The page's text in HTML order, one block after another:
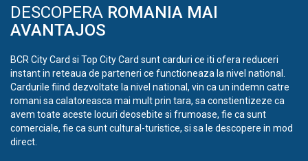
DESCOPERA ROMANIA MAI
AVANTAJOS
BCR City Card si Top City Card sunt carduri ce iti ofera reduceri
instant in reteaua de parteneri ce functioneaza la nivel national.
Cardurile fiind dezvoltate la nivel national, vin ca un indemn catre
romani sa calatoreasca mai mult prin tara, sa constientizeze ca
avem toate aceste locuri deosebite si frumoase, fie ca sunt
comerciale, fie ca sunt cultural-turistice, si sa le descopere in mod
direct.